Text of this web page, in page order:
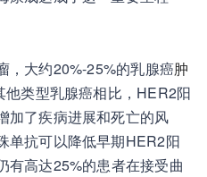
，大约20%-25%的乳腺癌肿
类型乳腺癌相比，HER2阳
加了疾病进展和死亡的风
单抗可以降低早期HER2阳
有高达25%的患者在接受曲